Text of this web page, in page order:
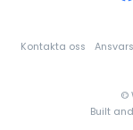
El Salvador
Kontakta oss
©
Built